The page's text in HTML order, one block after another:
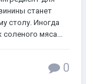
станет
столу. Иногда
соленого мяса...
0